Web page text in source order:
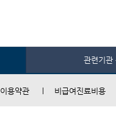
관련기관
이용약관 비급여진료비용